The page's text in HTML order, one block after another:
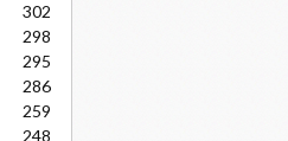
302
298
295
286
259
248